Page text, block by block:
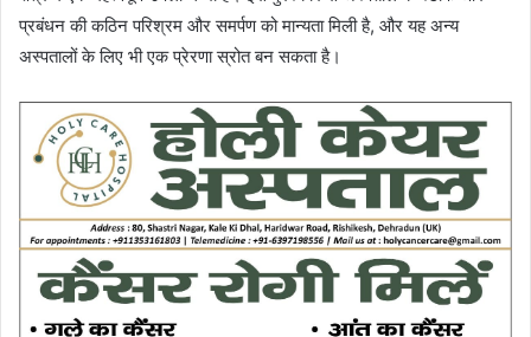
प्रबंधन की कठिन परिश्रम और समर्पण को मान्यता मिली है, और यह अन्य
अस्पतालों के लिए भी एक प्रेरणा स्रोत बन सकता है।